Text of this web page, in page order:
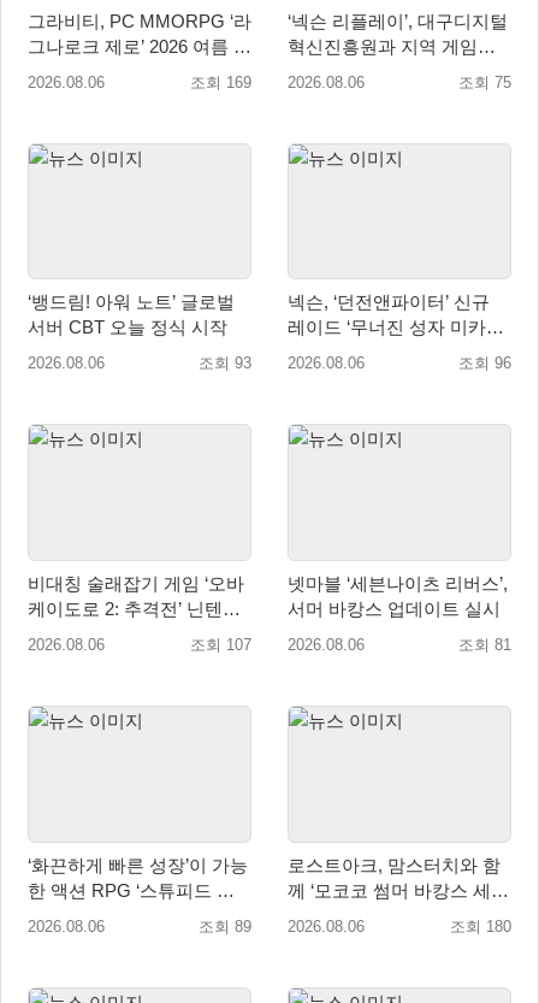
그라비티, PC MMORPG ‘라
그나로크 제로’ 2026 여름 프
로모션 진행!
2026.08.06 조회 169
‘넥슨 리플레이’, 대구디지털
혁신진흥원과 지역 게임산
업 육성 위한 업무협약 체결
2026.08.06 조회 75
‘뱅드림! 아워 노트’ 글로벌
서버 CBT 오늘 정식 시작
2026.08.06 조회 93
넥슨, ‘던전앤파이터’ 신규
레이드 ‘무너진 성자 미카엘
라’ 업데이트!
2026.08.06 조회 96
비대칭 술래잡기 게임 ‘오바
케이도로 2: 추격전’ 닌텐도
eShop 출시
2026.08.06 조회 107
넷마블 ‘세븐나이츠 리버스’,
서머 바캉스 업데이트 실시
2026.08.06 조회 81
‘화끈하게 빠른 성장’이 가능
한 액션 RPG ‘스튜피드 네
버 다이즈’ 패키지판 예약판
2026.08.06 조회 89
로스트아크, 맘스터치와 함
께 ‘모코코 썸머 바캉스 세
트’ 출시
2026.08.06 조회 180